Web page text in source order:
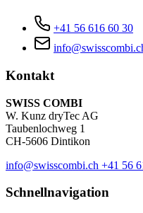
+41 56 616 60 30
Kontakt
SWISS COMBI
W. Kunz dryTec AG
Taubenlochweg 1
CH-5606 Dintikon
info@swisscombi.ch +41 56
Schnellnavigation